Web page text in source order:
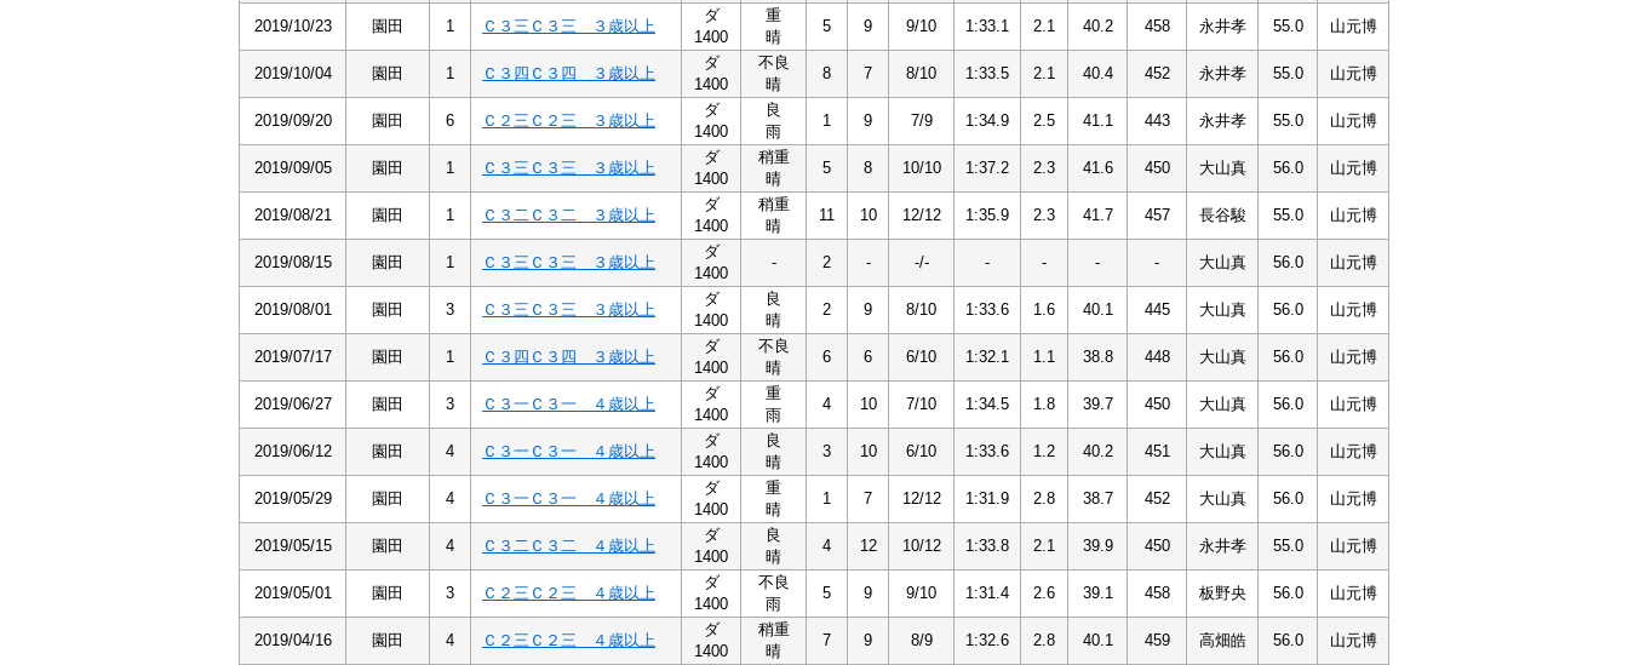
2019/10/23 園田 1 Ｃ３三Ｃ３三 ３歳以上
ダ
1400
重
晴
5 9 9/10 1:33.1 2.1 40.2 458 永井孝 55.0 山元博
2019/10/04 園田 1 Ｃ３四Ｃ３四 ３歳以上
ダ
1400
不良
晴
8 7 8/10 1:33.5 2.1 40.4 452 永井孝 55.0 山元博
2019/09/20 園田 6 Ｃ２三Ｃ２三 ３歳以上
ダ
1400
良
雨
1 9 7/9 1:34.9 2.5 41.1 443 永井孝 55.0 山元博
2019/09/05 園田 1 Ｃ３三Ｃ３三 ３歳以上
ダ
1400
稍重
晴
5 8 10/10 1:37.2 2.3 41.6 450 大山真 56.0 山元博
2019/08/21 園田 1 Ｃ３二Ｃ３二 ３歳以上
ダ
1400
稍重
晴
11 10 12/12 1:35.9 2.3 41.7 457 長谷駿 55.0 山元博
2019/08/15 園田 1 Ｃ３三Ｃ３三 ３歳以上
ダ
1400
- 2 - -/- - - - - 大山真 56.0 山元博
2019/08/01 園田 3 Ｃ３三Ｃ３三 ３歳以上
ダ
1400
良
晴
2 9 8/10 1:33.6 1.6 40.1 445 大山真 56.0 山元博
2019/07/17 園田 1 Ｃ３四Ｃ３四 ３歳以上
ダ
1400
不良
晴
6 6 6/10 1:32.1 1.1 38.8 448 大山真 56.0 山元博
2019/06/27 園田 3 Ｃ３一Ｃ３一 ４歳以上
ダ
1400
重
雨
4 10 7/10 1:34.5 1.8 39.7 450 大山真 56.0 山元博
2019/06/12 園田 4 Ｃ３一Ｃ３一 ４歳以上
ダ
1400
良
晴
3 10 6/10 1:33.6 1.2 40.2 451 大山真 56.0 山元博
2019/05/29 園田 4 Ｃ３一Ｃ３一 ４歳以上
ダ
1400
重
晴
1 7 12/12 1:31.9 2.8 38.7 452 大山真 56.0 山元博
2019/05/15 園田 4 Ｃ３二Ｃ３二 ４歳以上
ダ
1400
良
晴
4 12 10/12 1:33.8 2.1 39.9 450 永井孝 55.0 山元博
2019/05/01 園田 3 Ｃ２三Ｃ２三 ４歳以上
ダ
1400
不良
雨
5 9 9/10 1:31.4 2.6 39.1 458 板野央 56.0 山元博
2019/04/16 園田 4 Ｃ２三Ｃ２三 ４歳以上
ダ
1400
稍重
晴
7 9 8/9 1:32.6 2.8 40.1 459 高畑皓 56.0 山元博